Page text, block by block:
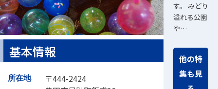
基本情報
所在地
〒444-2424
す。 みどり
溢れる公園
や…
他の特
集も見